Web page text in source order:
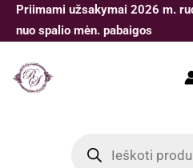
Pereiti
prie
Priimami užsakymai 2026 m.
nuo spalio mėn. pabaigos
search